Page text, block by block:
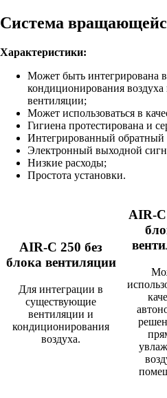
Система
Характеристики:
Может быть интегрирована
кондиционирования
вентиляции;
Может использоваться в
Гигиена протестирована и
Интегрированный
Электронный выходной
Низкие расходы;
Простота установки.
AIR-С 250 без
блока вентиляции
Для интеграции в
существующие
вентиляции и
кондиционирования
воздуха.
AIR-C